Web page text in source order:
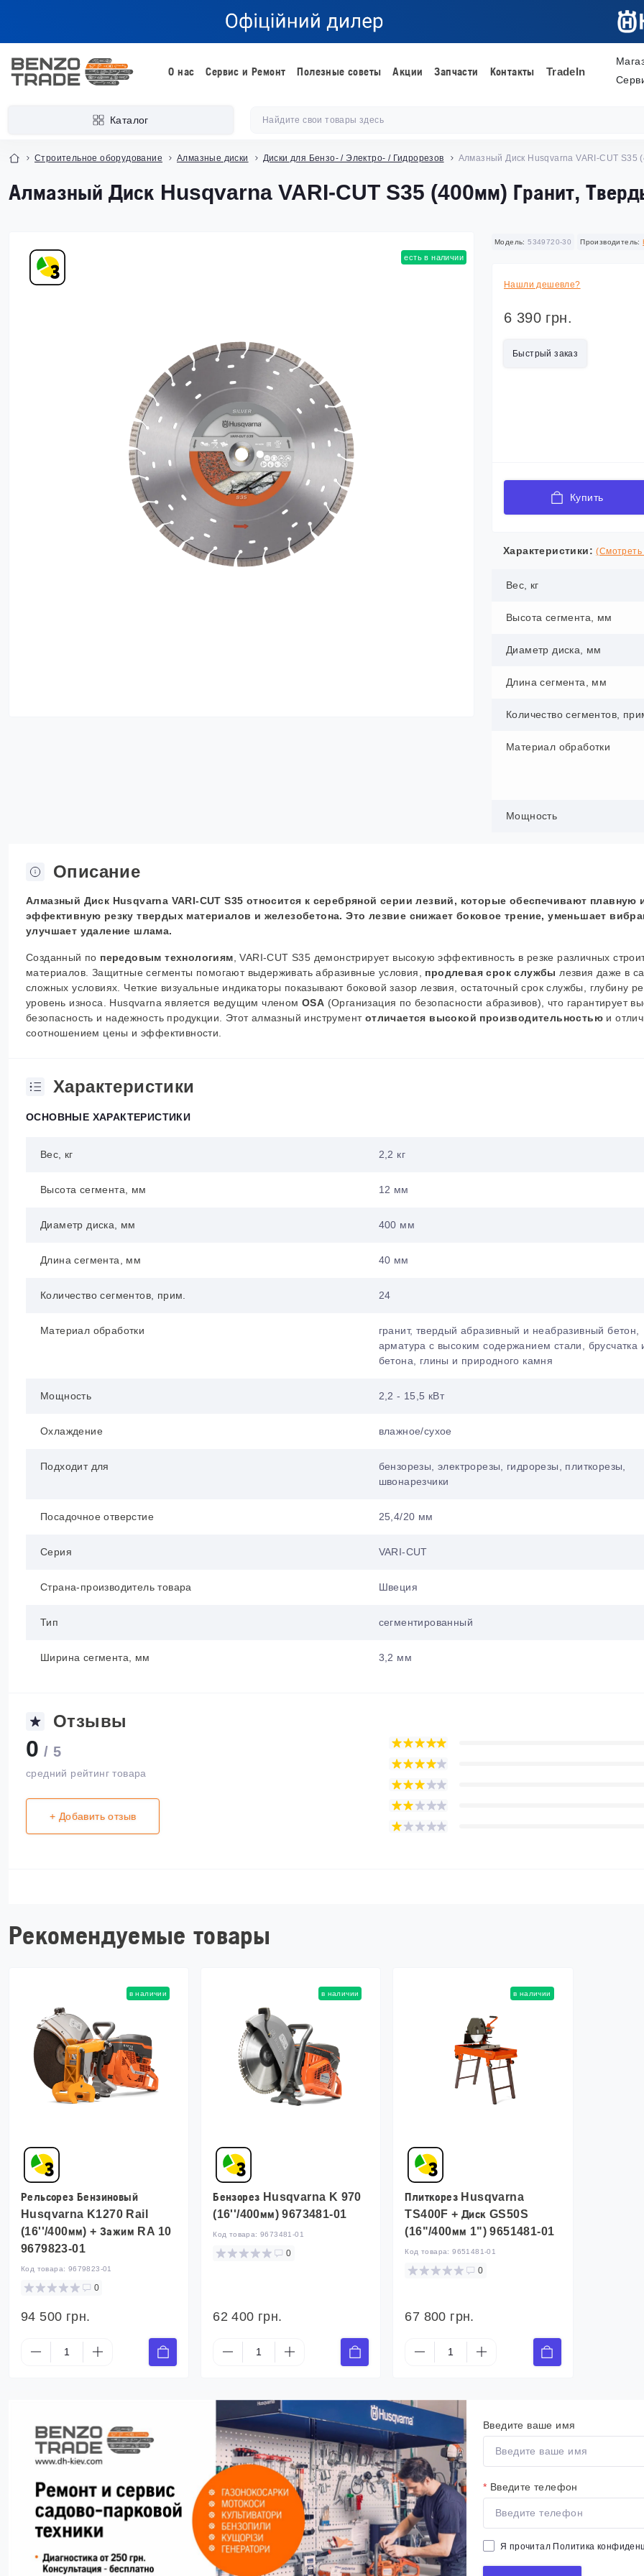
О нас Сервис и Ремонт Полезные советы Акции Запчасти Контакты TradeIn
Каталог
Строительное оборудование Алмазные диски Диски для Бензо- / Электро- / Гидрорезов Алмазный Диск Husqvarna VARI-CUT S35
Алмазный Диск Husqvarna VARI-CUT S35 (400мм) Гранит,
есть в наличии
Модель: 5349720-30 Производитель:
Нашли дешевле?
6 390 грн.
Быстрый заказ
Купить
Характеристики: (Смотреть
Вес, кг
Высота сегмента, мм
Диаметр диска, мм
Длина сегмента, мм
Количество сегментов,
Материал обработки
Мощность
Описание
Алмазный Диск Husqvarna VARI-CUT S35 относится к серебряной серии лезвий, которые обеспечивают плавную
эффективную резку твердых материалов и железобетона. Это лезвие снижает боковое трение, уменьшает
улучшает удаление шлама.
Созданный по передовым технологиям ,VARI-CUT S35 демонстрирует высокую эффективность в резке различных
материалов. Защитные сегменты помогают выдерживать абразивные условия,
продлевая срок службы лезвия даже в
сложных условиях. Четкие визуальные индикаторы показывают боковой зазор лезвия, остаточный срок службы, глубину
уровень износа. Husqvarna является ведущим членом OSA (Организация по безопасности абразивов), что гарантирует
безопасность и надежность продукции. Этот алмазный инструмент отличается высокой производительностью и
соотношением цены и эффективности.
Характеристики
ОСНОВНЫЕ ХАРАКТЕРИСТИКИ
Вес, кг 2,2 кг
Высота сегмента, мм 12 мм
Диаметр диска, мм 400 мм
Длина сегмента, мм 40 мм
Количество сегментов, прим. 24
Материал обработки
гранит, твердый абразивный и неабразивный бетон,
арматура с высоким содержанием стали, брусчатка
бетона, глины и природного камня
Мощность 2,2 - 15,5 кВт
Охлаждение влажное/сухое
Подходит для
бензорезы, электрорезы, гидрорезы, плиткорезы,
швонарезчики
Посадочное отверстие 25,4/20 мм
Серия VARI-CUT
Страна-производитель товара Швеция
Тип сегментированный
Ширина сегмента, мм 3,2 мм
Отзывы
0 / 5
средний рейтинг товара
+ Добавить отзыв
Рекомендуемые товары
в наличии
Рельсорез Бензиновый
Husqvarna K1270 Rail
(16''/400мм) + Зажим RA 10
9679823-01
Код товара: 9679823-01
0
94 500 грн.
в наличии
Бензорез Husqvarna K 970
(16''/400мм) 9673481-01
Код товара: 9673481-01
0
62 400 грн.
в наличии
Плиткорез Husqvarna
TS400F + Диск GS50S
(16"/400мм 1") 9651481-01
Код товара:9651481-01
0
67 800 грн.
Введите ваше имя
* Введите телефон
Я прочитал Политика